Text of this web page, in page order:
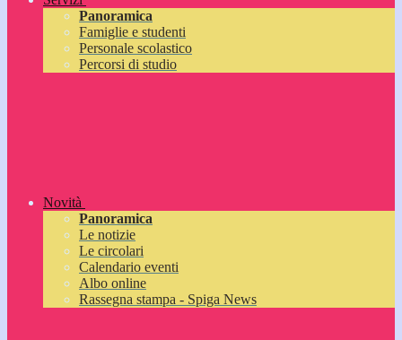
Panoramica
Famiglie e studenti
Personale scolastico
Percorsi di studio
Novità
Panoramica
Le notizie
Le circolari
Calendario eventi
Albo online
Rassegna stampa - Spiga News